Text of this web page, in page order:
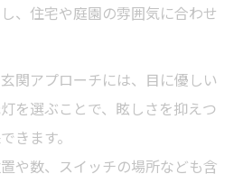
、住宅や庭園の雰囲気に合わせ
関アプローチには、目に優しい
を選ぶことで、眩しさを抑えつ
きます。
や数、スイッチの場所なども含